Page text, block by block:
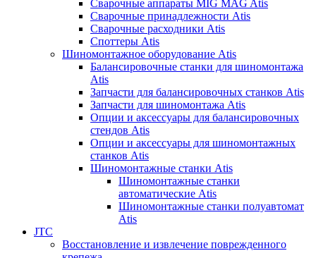
Сварочные аппараты MIG MAG Atis
Сварочные принадлежности Atis
Сварочные расходники Atis
Споттеры Atis
Шиномонтажное оборудование Atis
Балансировочные станки для шиномонтажа
Atis
Запчасти для балансировочных станков Atis
Запчасти для шиномонтажа Atis
Опции и аксессуары для балансировочных
стендов Atis
Опции и аксессуары для шиномонтажных
станков Atis
Шиномонтажные станки Atis
Шиномонтажные станки
автоматические Atis
Шиномонтажные станки полуавтомат
Atis
JTC
Восстановление и извлечение поврежденного